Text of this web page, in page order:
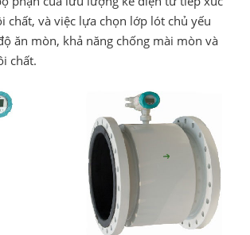
chất, và việc lựa chọn lớp lót chủ yếu
ăn mòn, khả năng chống mài mòn và
chất.